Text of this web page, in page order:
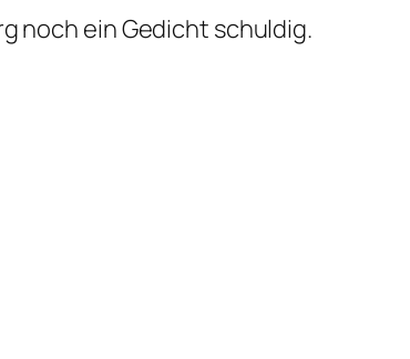
noch ein Gedicht schuldig.